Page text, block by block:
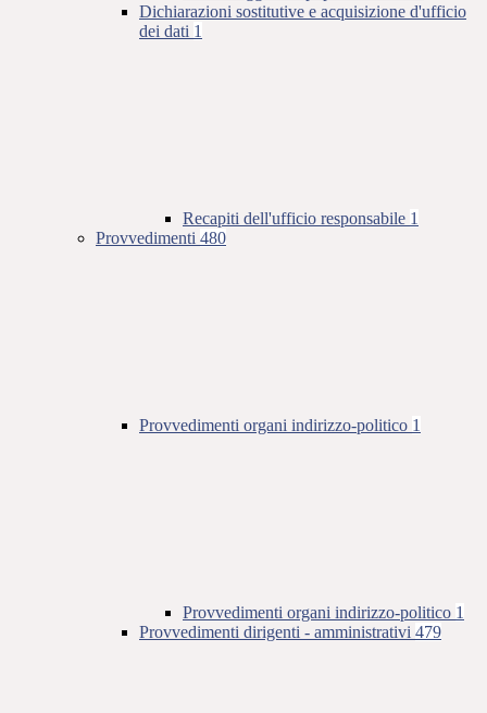
Dichiarazioni sostitutive e acquisizione d'ufficio
dei dati 1
Recapiti dell'ufficio responsabile 1
Provvedimenti 480
Provvedimenti organi indirizzo-politico 1
Provvedimenti organi indirizzo-politico 1
Provvedimenti dirigenti - amministrativi 479